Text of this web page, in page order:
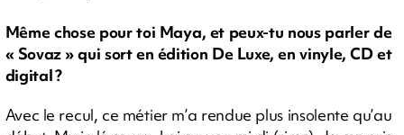
Même chose pour toi Maya, et peux-tu nous parler de
« Sovaz » qui sort en édition De Luxe, en vinyle, CD et
digital ?
Avec le recul, ce métier m’a rendue plus insolente qu’au